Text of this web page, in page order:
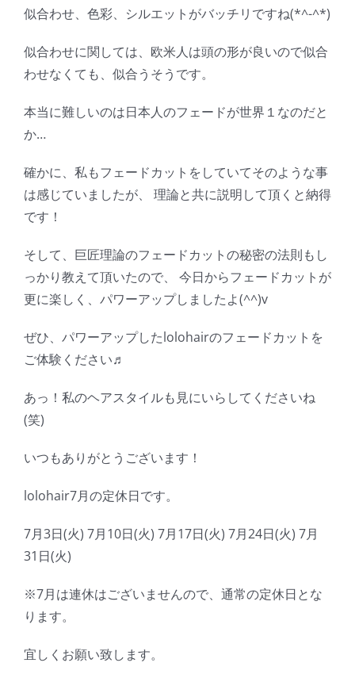
似合わせ、色彩、シルエットがバッチリですね(*^-^*)
似合わせに関しては、欧米人は頭の形が良いので似合
わせなくても、似合うそうです。
本当に難しいのは日本人のフェードが世界１なのだと
か…
確かに、私もフェードカットをしていてそのような事
は感じていましたが、 理論と共に説明して頂くと納得
です！
そして、巨匠理論のフェードカットの秘密の法則もし
っかり教えて頂いたので、 今日からフェードカットが
更に楽しく、パワーアップしましたよ(^^)v
ぜひ、パワーアップしたlolohairのフェードカットを
ご体験ください♬
あっ！私のヘアスタイルも見にいらしてくださいね
(笑)
いつもありがとうございます！
lolohair7月の定休日です。
7月3日(火) 7月10日(火) 7月17日(火) 7月24日(火) 7月
31日(火)
※7月は連休はございませんので、通常の定休日とな
ります。
宜しくお願い致します。